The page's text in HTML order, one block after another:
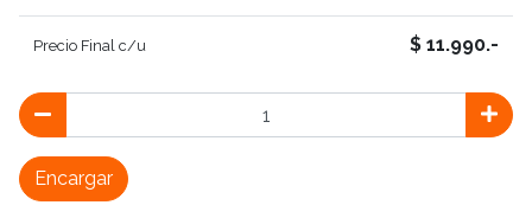
Precio Final c/u $ 11.990.-
Encargar